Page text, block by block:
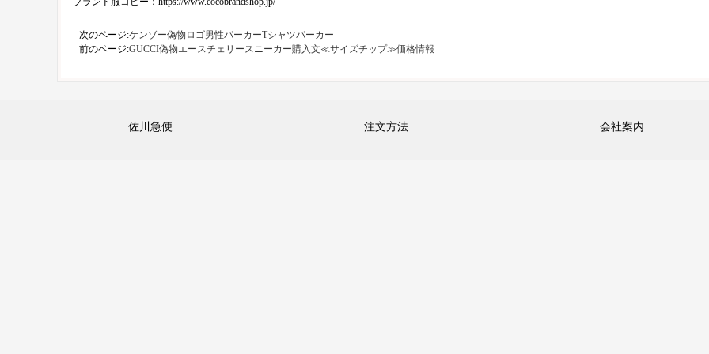
次のページ:ケンゾー偽物ロゴ男性パーカーTシャツパーカー
前のページ:GUCCI偽物エースチェリースニーカー購入文≪サイズチップ≫価格情報
佐川急便 注文方法 会社案内